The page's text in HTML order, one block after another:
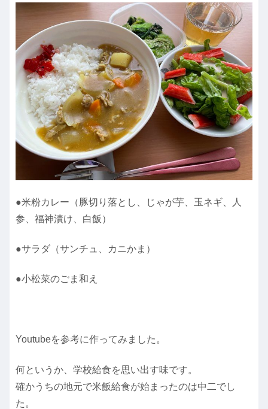
●米粉カレー（豚切り落とし、じゃが芋、玉ネギ、人
参、福神漬け、白飯）
●サラダ（サンチュ、カニかま）
●小松菜のごま和え
Youtubeを参考に作ってみました。
何というか、学校給食を思い出す味です。
確かうちの地元で米飯給食が始まったのは中二でし
た。